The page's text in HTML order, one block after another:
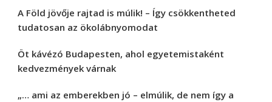
A Föld jövője rajtad is múlik! – Így csökkentheted
tudatosan az ökolábnyomodat
Öt kávézó Budapesten, ahol egyetemistaként
kedvezmények várnak
„… ami az emberekben jó – elmúlik, de nem így a